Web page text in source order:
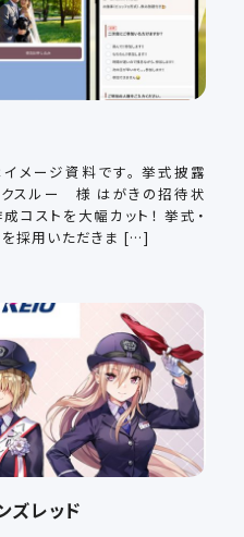
メージ資料です。 挙式披露
スルー 様 はがきの招待状
コストを大幅カット！ 挙式・
採用いただきま […]
レッド